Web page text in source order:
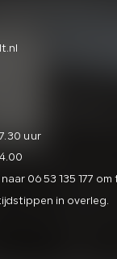
uur
06 53 135 177
in overleg.